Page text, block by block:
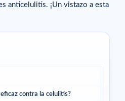
anticelulitis. ¡Un vistazo a esta
contra la celulitis?